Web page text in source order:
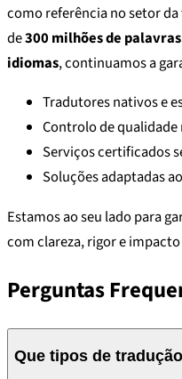
como referência no setor
de300 milhões de
idiomas, continuamos a
Tradutores nativos e
Controlo de
Serviços certificados
Soluções adaptadas
Estamos ao seu lado para
com clareza, rigor e
Perguntas
Que tipos de